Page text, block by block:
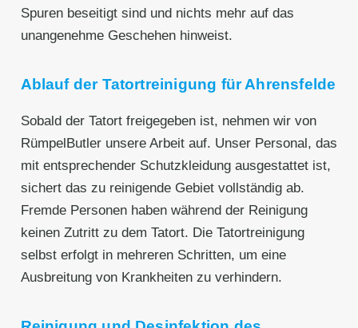
Spuren beseitigt sind und nichts mehr auf das
unangenehme Geschehen hinweist.
Ablauf der Tatortreinigung für Ahrensfelde
Sobald der Tatort freigegeben ist, nehmen wir von
RümpelButler unsere Arbeit auf. Unser Personal, das
mit entsprechender Schutzkleidung ausgestattet ist,
sichert das zu reinigende Gebiet vollständig ab.
Fremde Personen haben während der Reinigung
keinen Zutritt zu dem Tatort. Die Tatortreinigung
selbst erfolgt in mehreren Schritten, um eine
Ausbreitung von Krankheiten zu verhindern.